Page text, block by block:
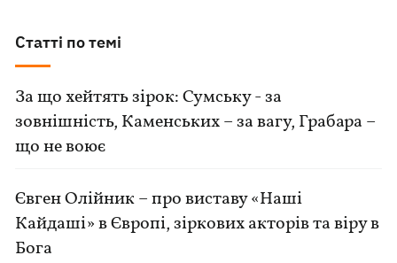
Статті по темі
За що хейтять зірок: Сумську - за
зовнішність, Каменських – за вагу, Грабара –
що не воює
Євген Олійник – про виставу «Наші
Кайдаші» в Європі, зіркових акторів та віру в
Бога